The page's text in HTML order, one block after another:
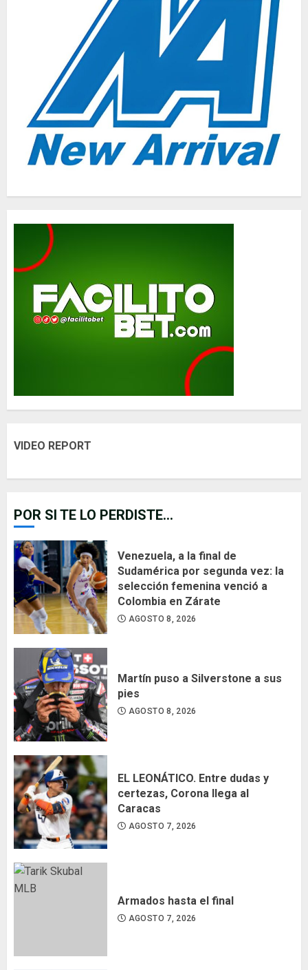
VIDEO REPORT
POR SI TE LO PERDISTE...
Venezuela, a la final de
Sudamérica por segunda vez: la
selección femenina venció a
Colombia en Zárate
AGOSTO 8, 2026
Martín puso a Silverstone a sus
pies
AGOSTO 8, 2026
EL LEONÁTICO. Entre dudas y
certezas, Corona llega al
Caracas
AGOSTO 7, 2026
Armados hasta el final
AGOSTO 7, 2026